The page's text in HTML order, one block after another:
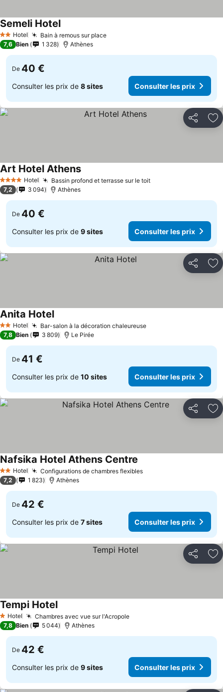
2 Étoiles
Hotel Bain à remous sur place
Semeli Hotel
7,6 Bien 1 328 Athènes
De 40 €
Consulter les prix de 8 sites Consulter les prix
Partager
4 Étoiles Hotel Bassin profond et terrasse sur le toit
Art Hotel Athens
7,2 3 094 Athènes
De 40 €
Consulter les prix de 9 sites Consulter les prix
Partager
2 Étoiles
Hotel Bar-salon à la décoration chaleureuse
Anita Hotel
7,8 Bien 3 809 Le Pirée
De 41 €
Consulter les prix de 10 sites Consulter les prix
Partager
2 Étoiles
Hotel Configurations de chambres flexibles
Nafsika Hotel Athens Centre
7,2 1 823 Athènes
De 42 €
Consulter les prix de 7 sites Consulter les prix
Partager
1 Étoiles
Hotel Chambres avec vue sur l'Acropole
Tempi Hotel
7,8 Bien 5 044 Athènes
De 42 €
Consulter les prix de 9 sites Consulter les prix